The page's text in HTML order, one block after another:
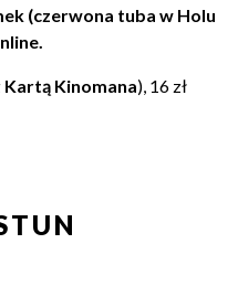
(czerwona tuba w Holu
Kartą Kinomana), 16 zł